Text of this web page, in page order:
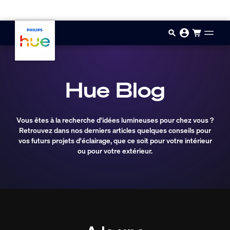
Hue Blog
Vous êtes à la recherche d'idées lumineuses pour chez vous ?
Retrouvez dans nos derniers articles quelques conseils pour
vos futurs projets d'éclairage, que ce soit pour votre intérieur
ou pour votre extérieur.